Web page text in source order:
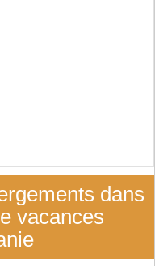
dans
vacances